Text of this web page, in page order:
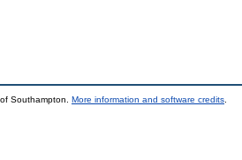
Southampton. More information and software credits